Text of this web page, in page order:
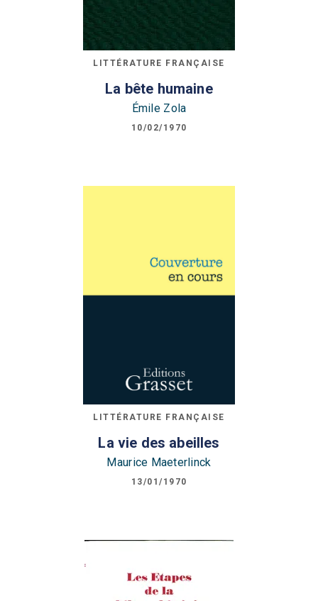
LITTÉRATURE FRANÇAISE
La bête humaine
Émile Zola
10/02/1970
LITTÉRATURE FRANÇAISE
La vie des abeilles
Maurice Maeterlinck
13/01/1970